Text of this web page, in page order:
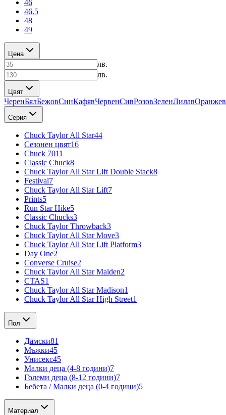
46
46.5
48
49
Цена
лв.
лв.
Цвят
ЧеренБялБежовСинКафявЧервенСивРозовЗеленЛилавОранжев
Серия
Chuck Taylor All Star44
Сезонен цвят16
Chuck 7011
Classic Chuck8
Chuck Taylor All Star Lift Double Stack8
Festival7
Chuck Taylor All Star Lift7
Prints5
Run Star Hike5
Classic Chucks3
Chuck Taylor Throwback3
Chuck Taylor All Star Move3
Chuck Taylor All Star Lift Platform3
Day One2
Converse Cruise2
Chuck Taylor All Star Malden2
CTAS1
Chuck Taylor All Star Madison1
Chuck Taylor All Star High Street1
Пол
Дамски81
Мъжки45
Унисекс45
Малки деца (4-8 години)7
Големи деца (8-12 години)7
Бебета / Малки деца (0-4 години)5
Материал